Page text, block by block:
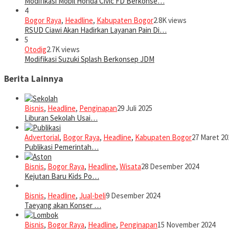
4
Bogor Raya, Headline, Kabupaten Bogor2.8K views
RSUD Ciawi Akan Hadirkan Layanan Pain Di…
5
Otodig2.7K views
Modifikasi Suzuki Splash Berkonsep JDM
Berita Lainnya
Bisnis, Headline, Penginapan29 Juli 2025
Liburan Sekolah Usai…
Advertorial, Bogor Raya, Headline, Kabupaten Bogor27 Maret
Publikasi Pemerintah…
Bisnis, Bogor Raya, Headline, Wisata28 Desember 2024
Kejutan Baru Kids Po…
Bisnis, Headline, Jual-beli9 Desember 2024
Taeyang akan Konser …
Bisnis, Bogor Raya, Headline, Penginapan15 November 2024